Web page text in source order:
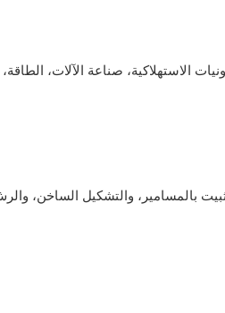
الاستهلاكية، صناعة الآلات،
بالمسامير، والتشكيل الساخن،